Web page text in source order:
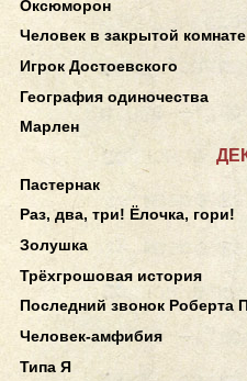
Оксюморон
Человек в закрытой комнате
Игрок Достоевского
География одиночества
Марлен
Пастернак
Раз, два, три! Ёлочка, гори!
Золушка
Трёхгрошовая история
Последний звонок Роберта
Человек-амфибия
Типа Я